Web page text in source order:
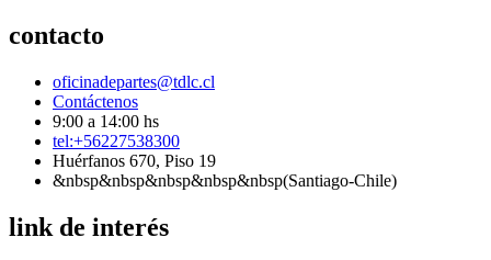
contacto
oficinadepartes@tdlc.cl
Contáctenos
9:00 a 14:00 hs
tel:+56227538300
Huérfanos 670, Piso 19
&nbsp&nbsp&nbsp&nbsp&nbsp(Santiago-Chile)
link de interés